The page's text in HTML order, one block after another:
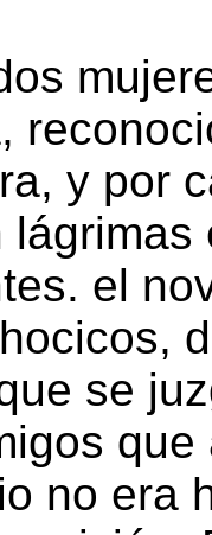
y por
el
se
no era